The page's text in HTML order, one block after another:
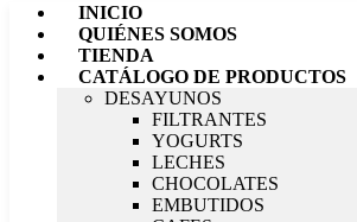
INICIO
QUIÉNES SOMOS
TIENDA
CATÁLOGO DE PRODUCTOS
DESAYUNOS
FILTRANTES
YOGURTS
LECHES
CHOCOLATES
EMBUTIDOS